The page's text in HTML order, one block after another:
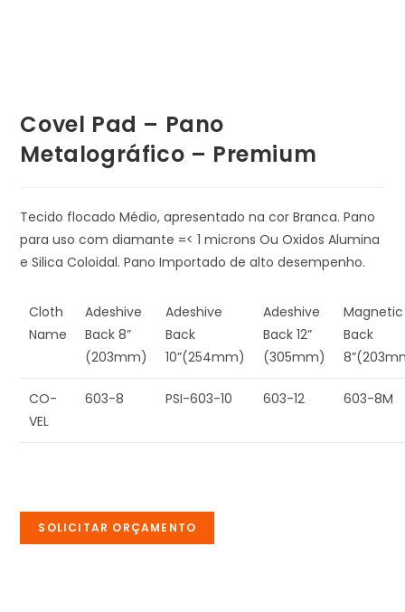
Covel Pad – Pano
Metalográfico – Premium
Tecido flocado Médio, apresentado na cor Branca. Pano
para uso com diamante =< 1 microns Ou Oxidos Alumina
e Silica Coloidal. Pano Importado de alto desempenho.
Cloth
Name
Adeshive
Back 8”
(203mm)
Adeshive
Back
10”(254mm)
Adeshive
Back 12”
(305mm)
Magnetic
Back
CO-
VEL
603-8 PSI-603-10 603-12 603-8M
SOLICITAR ORÇAMENTO